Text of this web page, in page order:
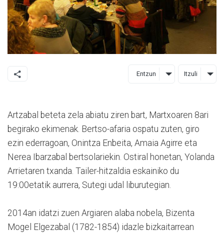
Entzun Itzuli
Artzabal beteta zela abiatu ziren bart, Martxoaren 8ari
begirako ekimenak. Bertso-afaria ospatu zuten, giro
ezin ederragoan, Onintza Enbeita, Amaia Agirre eta
Nerea Ibarzabal bertsolariekin. Ostiral honetan, Yolanda
Arrietaren txanda. Tailer-hitzaldia eskainiko du
19:00etatik aurrera, Sutegi udal liburutegian.
2014an idatzi zuen Argiaren alaba nobela, Bizenta
Mogel Elgezabal (1782-1854) idazle bizkaitarrean